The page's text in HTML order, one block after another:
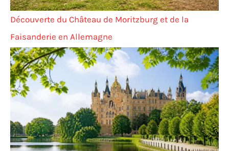
Découverte du Château de Moritzburg et de la
Faisanderie en Allemagne